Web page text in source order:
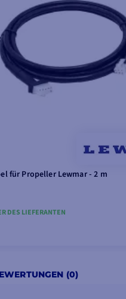
für Propeller Lewmar - 2 m
DES LIEFERANTEN
(0)